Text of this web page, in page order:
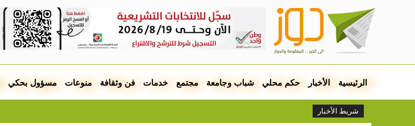
الرئيسية الأخبار حكم محلي شباب وجامعة مجتمع خدمات فن وثقافة منوعات مسؤول بحكي
شريط الأخبار